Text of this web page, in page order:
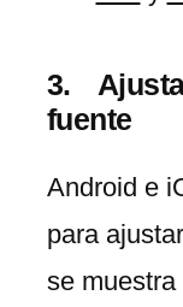
fuente
Android e
para
se